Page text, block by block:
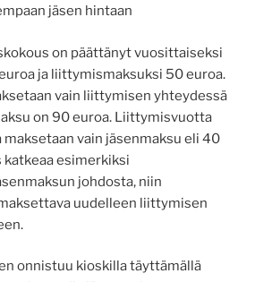
jäsen hintaan
on päättänyt vuosittaiseksi
ja liittymismaksuksi 50 euroa.
vain liittymisen yhteydessä
on 90 euroa. Liittymisvuotta
maksetaan vain jäsenmaksu eli 40
katkeaa esimerkiksi
johdosta, niin
uudelleen liittymisen
onnistuu kioskilla täyttämällä